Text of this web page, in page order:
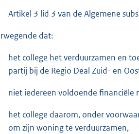
Artikel 3 lid 3 van de Algemene
dat:
het college het verduurzamen en
partij bij de Regio Deal Zuid- en
niet iedereen voldoende financiële
het college daarom, onder
om zijn woning te verduurzamen,